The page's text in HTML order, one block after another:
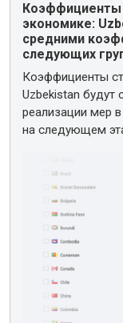
Коэффициенты
экономике:
средними
следующих
Коэффициенты
Uzbekistan будут
реализации мер
на следующем